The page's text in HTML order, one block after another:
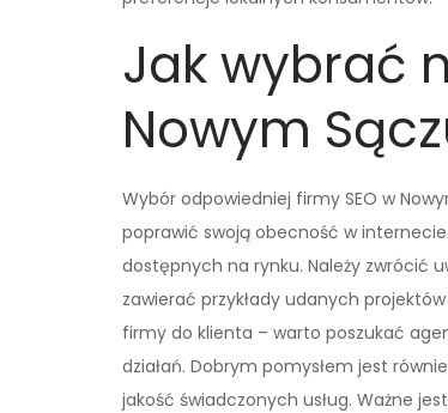
Jak wybrać
Nowym
Wybór odpowiedniej firmy SEO w
poprawić swoją obecność w
dostępnych na rynku. Należy zwrócić
zawierać przykłady udanych
firmy do klienta – warto poszukać
działań. Dobrym pomysłem jest
jakość świadczonych usług. Ważne